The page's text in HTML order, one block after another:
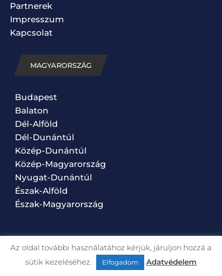
Partnerek
Impresszum
Kapcsolat
MAGYARORSZÁG
Budapest
Balaton
Dél-Alföld
Dél-Dunántúl
Közép-Dunántúl
Közép-Magyarország
Nyugat-Dunántúl
Észak-Alföld
Észak-Magyarország
VILÁG
Az oldal további használatához kérjük, járuljon hozzá a
sütik kezeléséhez.
Elfogadom Adatvédelem